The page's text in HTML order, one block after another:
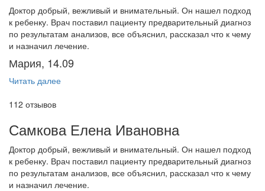
Доктор добрый, вежливый и внимательный. Он нашел подход
к ребенку. Врач поставил пациенту предварительный диагноз
по результатам анализов, все объяснил, рассказал что к чему
и назначил лечение.
Мария, 14.09
Читать далее
112 отзывов
Самкова Елена Ивановна
Доктор добрый, вежливый и внимательный. Он нашел подход
к ребенку. Врач поставил пациенту предварительный диагноз
по результатам анализов, все объяснил, рассказал что к чему
и назначил лечение.